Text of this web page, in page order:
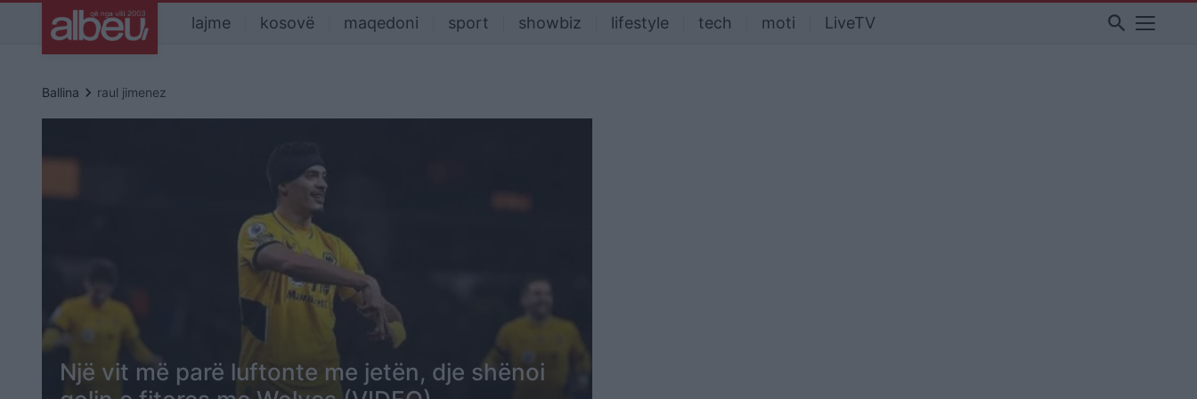
lajme kosovë maqedoni sport showbiz lifestyle tech moti LiveTV search
Ballina keyboard_arrow_right raul jimenez
Një vit më parë luftonte me jetën, dje shënoi